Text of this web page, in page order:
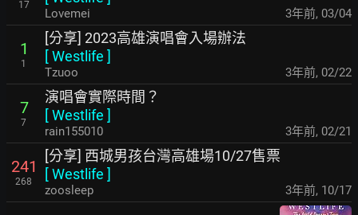
17
Lovemei 3年前, 03/04
1
1
[分享] 2023高雄演唱會入場辦法
[Westlife ]
Tzuoo 3年前, 02/22
7
7
演唱會實際時間？
[Westlife ]
rain155010 3年前, 02/21
241
268
[分享] 西城男孩台灣高雄場10/27售票
[Westlife ]
zoosleep 3年前, 10/17